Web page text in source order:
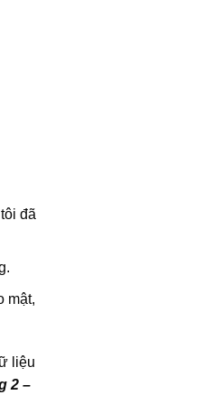
đã
mật,
liệu
2 –